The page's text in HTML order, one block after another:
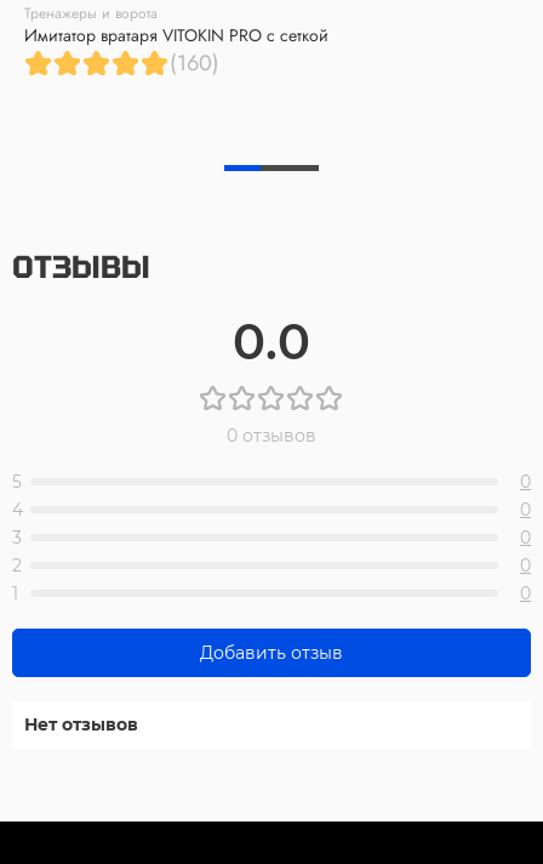
Тренажеры и ворота
Имитатор вратаря VITOKIN PRO с сеткой
(160)
ОТЗЫВЫ
0.0
0 отзывов
5
0
4
0
3
0
2
0
1
0
Добавить отзыв
Нет отзывов